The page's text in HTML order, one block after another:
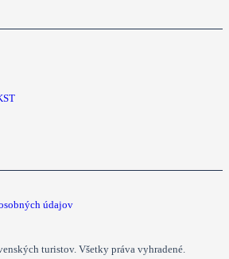
údajov
turistov. Všetky práva vyhradené.